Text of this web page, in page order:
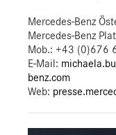
Mercedes-Benz
Mercedes-Benz
Mob.: +43 (0)676
E-Mail:
benz.com
Web: